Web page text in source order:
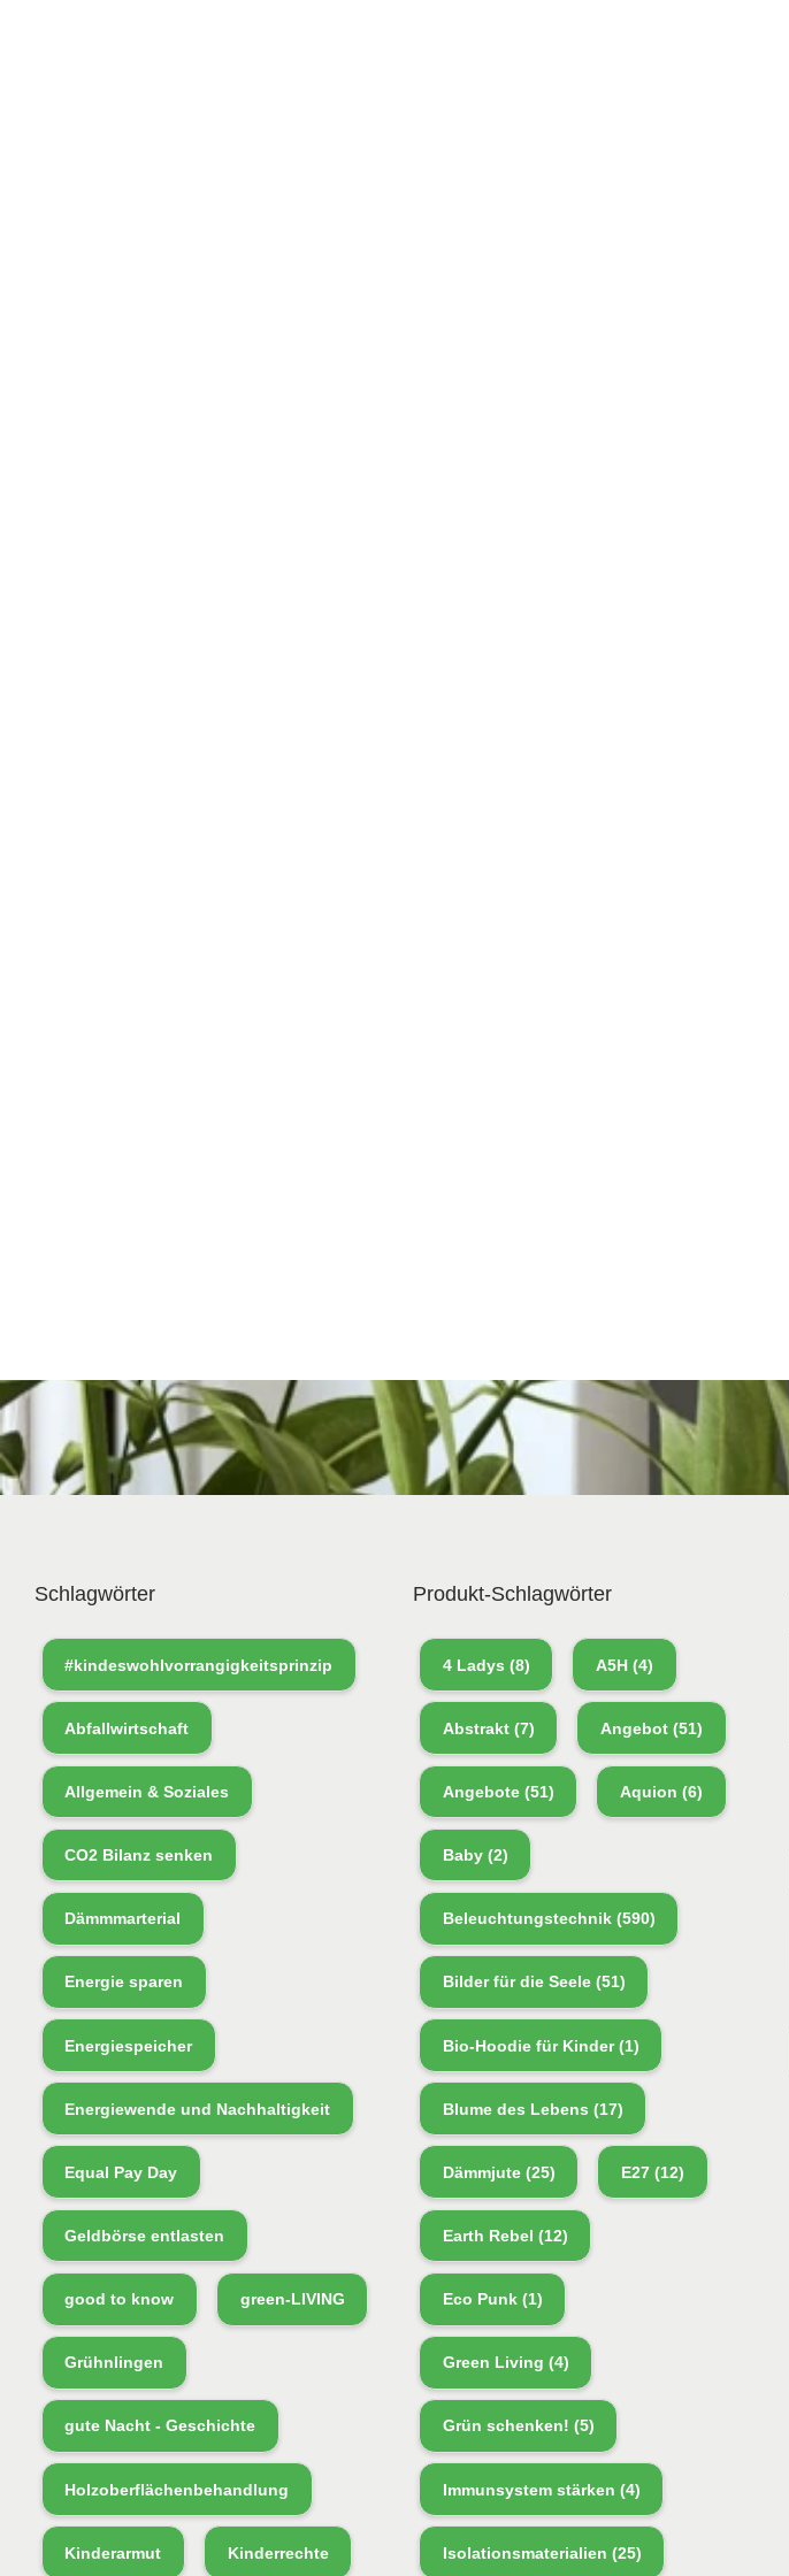
Schlagwörter
#kindeswohlvorrangigkeitsprinzip
Abfallwirtschaft
Allgemein & Soziales
CO2 Bilanz senken
Dämmmarterial
Energie sparen
Energiespeicher
Energiewende und Nachhaltigkeit
Equal Pay Day
Geldbörse entlasten
good to know green-LIVING
Grühnlingen
gute Nacht - Geschichte
Holzoberflächenbehandlung
Kinderarmut Kinderrechte
Produkt-Schlagwörter
4 Ladys (8) A5H (4)
Abstrakt(7) Angebot (51)
Angebote(51) Aquion (6)
Baby(2)
Beleuchtungstechnik(590)
Bilder für die Seele(51)
Bio-Hoodie für Kinder(1)
Blume des Lebens (17)
Dämmjute(25) E27 (12)
Earth Rebel (12)
Eco Punk(1)
Green Living (4)
Grün schenken! (5)
Immunsystem stärken (4)
Isolationsmaterialien (25)